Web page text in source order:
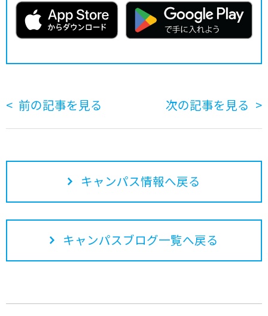
前の記事を見る 次の記事を見る
キャンパス情報へ戻る
キャンパスブログ一覧へ戻る